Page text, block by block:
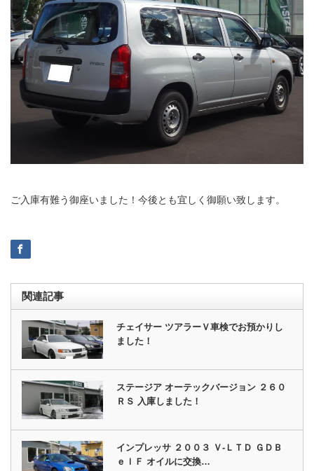
ご入庫有難う御座いました！今後とも宜しく御願い致します。
関連記事
チェイサー ツアラーＶ車検でお預かりし
ました！
ステージア オーテックバージョン ２６０
ＲＳ 入庫しました！
インプレッサ ２００３ Ｖ‐ＬＴＤ ＧＤＢ
ｅｌＦ オイルに交換…